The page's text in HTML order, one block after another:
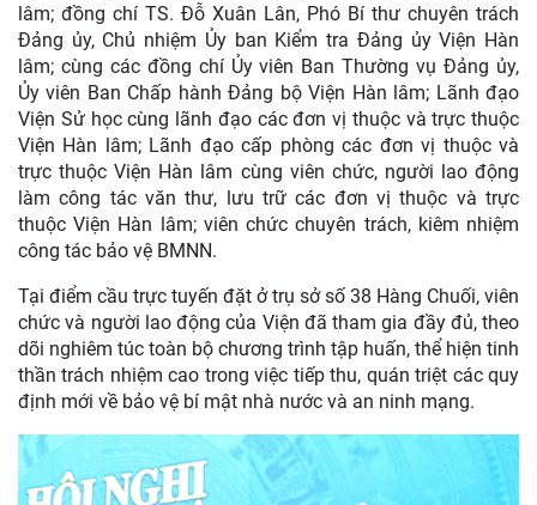
lâm; đồng chí TS. Đỗ Xuân Lân, Phó Bí thư chuyên trách
Đảng ủy, Chủ nhiệm Ủy ban Kiểm tra Đảng ủy Viện Hàn
lâm; cùng các đồng chí Ủy viên Ban Thường vụ Đảng ủy,
Ủy viên Ban Chấp hành Đảng bộ Viện Hàn lâm; Lãnh đạo
Viện Sử học cùng lãnh đạo các đơn vị thuộc và trực thuộc
Viện Hàn lâm; Lãnh đạo cấp phòng các đơn vị thuộc và
trực thuộc Viện Hàn lâm cùng viên chức, người lao động
làm công tác văn thư, lưu trữ các đơn vị thuộc và trực
thuộc Viện Hàn lâm; viên chức chuyên trách, kiêm nhiệm
công tác bảo vệ BMNN.
Tại điểm cầu trực tuyến đặt ở trụ sở số 38 Hàng Chuối, viên
chức và người lao động của Viện đã tham gia đầy đủ, theo
dõi nghiêm túc toàn bộ chương trình tập huấn, thể hiện tinh
thần trách nhiệm cao trong việc tiếp thu, quán triệt các quy
định mới về bảo vệ bí mật nhà nước và an ninh mạng.